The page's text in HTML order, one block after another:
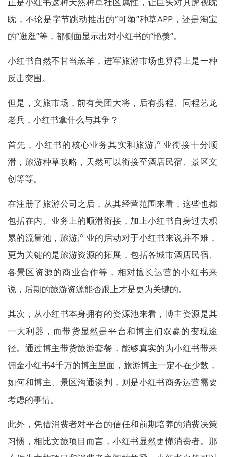
眈，不论是字节跳动推出的“可颂”种草APP，还是淘宝
的“逛逛”等，都侧面显示出对小红书的“艳羡”。
小红书自然不甘当羔羊，进军旅游市场也算得上是一种
反击突围。
但是，文旅市场，前有美团大将，后有携程、同程艺龙
老兵，小红书拿什么与其争？
首先，小红书的核心业务其实和旅游产业衔接十分顺
滑，旅游种草攻略，天然可以衔接至酒店民宿、景区文
创等等。
在注册了旅游公司之后，从其经营范围来看，这些也都
包括在内。业务上的顺滑衔接，加上小红书自身过去积
累的流量池，旅游产业的启动对于小红书来说并不难，
更为关键的是旅游资源的拓展，包括各城市酒店民宿、
各景区资源的商业合作等，相对擅长运营的小红书来
说，后期的旅游资源能否跟上才是更为关键的。
其次，从小红书本身拥有的资源池来看，博主资源是其
一大利器，而带货显然是平台和博主们双赢的变现途
径。通过博主带货旅游套餐，能够真实的为小红书带来
佣金小红书4千万的博主里面，旅游博主一定不在少数，
如何和博主、景区沟通谈判，则是小红书商务运营需要
考虑的事情。
此外，凭借消费者对平台的信任和前期培养的消费决策
习惯，相比文旅项目而言，小红书显然更懂消费者。那